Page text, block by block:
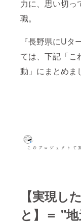
力に、思い切っ
職。
『長野県にUタ
ては、下記「こ
動」にまとめま
【実現し
と】＝ "